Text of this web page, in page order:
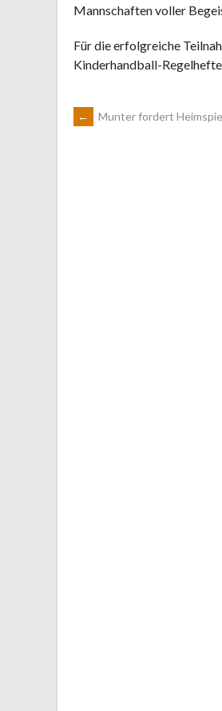
Mannschaften voller
Für die erfolgreiche
Kinderhandball-
ARTIKEL-
← Munter fordert